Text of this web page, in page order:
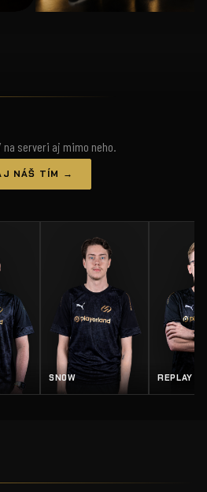
na serveri aj mimo neho.
NÁŠ TÍM →
SN0W REPLAY